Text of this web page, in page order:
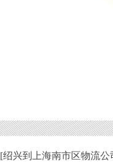
[绍兴到上海南市区物流